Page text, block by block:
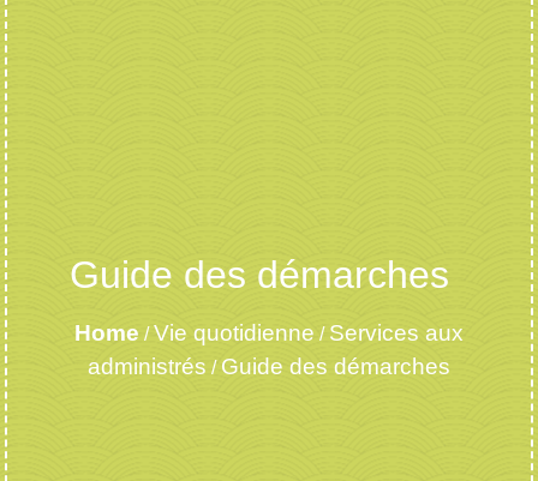
Guide des démarches
Home /Vie quotidienne / Services aux
administrés / Guide des démarches